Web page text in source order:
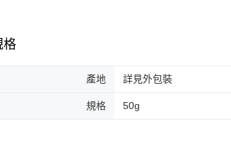
格
產地 詳見外包裝
規格 50g